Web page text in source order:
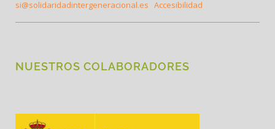
si@solidaridadintergeneracional.es Accesibilidad
NUESTROS COLABORADORES